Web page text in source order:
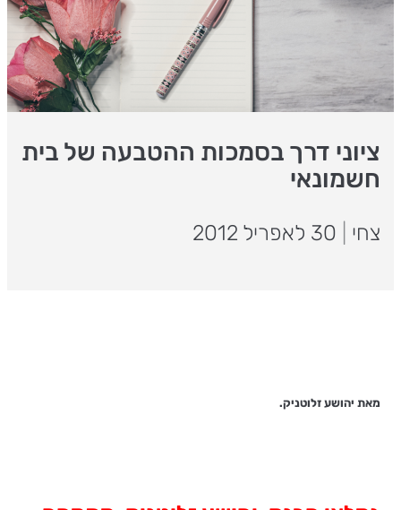
ציוני דרך בסמכות ההטבעה של בית
חשמונאי
צחי
מאת יהושע זלוטניק.